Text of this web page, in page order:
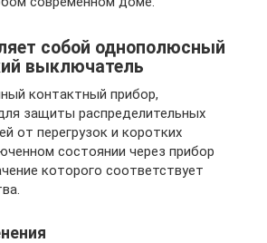
собой однополюсный
выключатель
контактный прибор,
защиты распределительных
от перегрузок и коротких
состоянии через прибор
которого соответствует